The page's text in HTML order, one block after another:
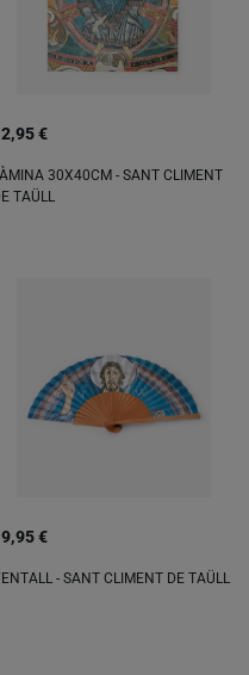
€
30X40CM - SANT CLIMENT
TAÜLL
€
- SANT CLIMENT DE TAÜLL